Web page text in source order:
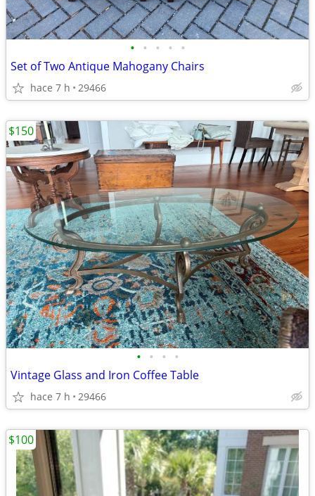
• • • • •
Set of Two Antique Mahogany Chairs
hace 7 h 29466
• • • •
Vintage Glass and Iron Coffee Table
hace 7 h 29466
$150
$100